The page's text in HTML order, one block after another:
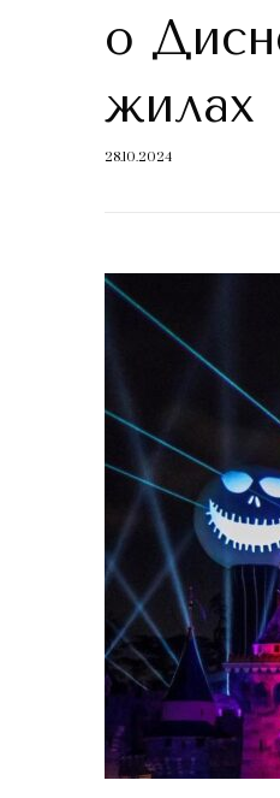
о
жилах
28.10.2024